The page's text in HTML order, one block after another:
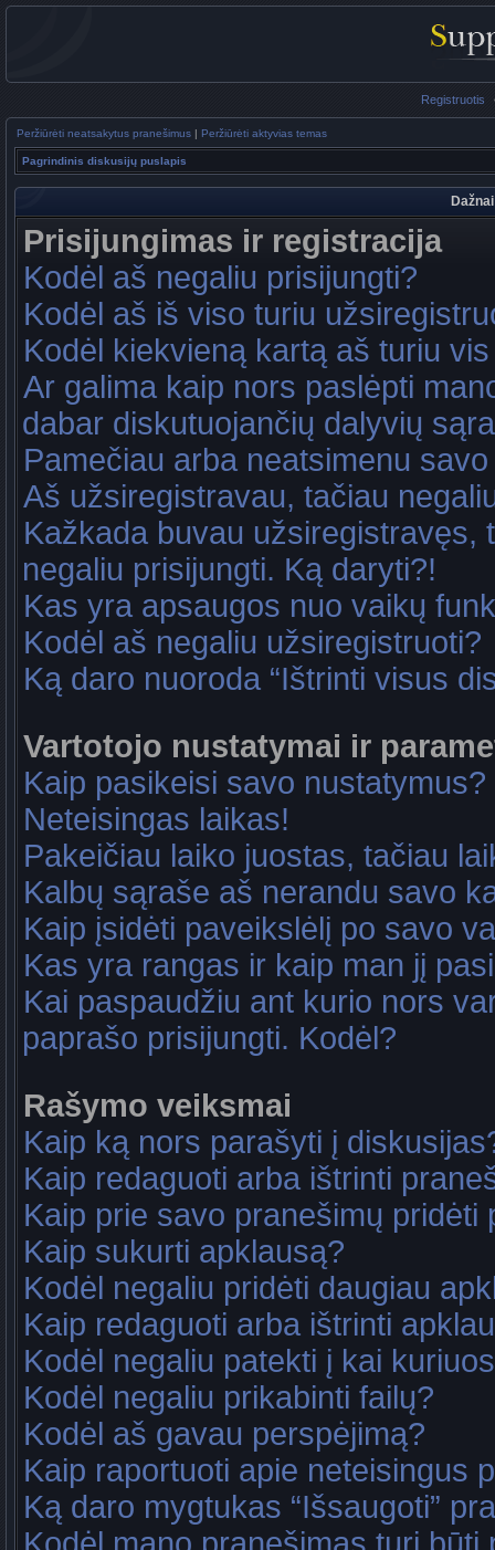
Registruotis
Peržiūrėti neatsakytus pranešimus | Peržiūrėti aktyvias temas
Pagrindinis diskusijų puslapis
Prisijungimas ir registracija
Kodėl aš negaliu prisijungti?
Kodėl aš iš viso turiu
Kodėl kiekvieną kartą aš turiu
Ar galima kaip nors paslėpti
dabar diskutuojančių dalyvių
Pamečiau arba neatsimenu
Aš užsiregistravau, tačiau
Kažkada buvau užsiregistravęs,
negaliu prisijungti. Ką daryti?!
Kas yra apsaugos nuo vaikų
Kodėl aš negaliu užsiregistruoti?
Ką daro nuoroda “Ištrinti visus
Vartotojo nustatymai ir
Kaip pasikeisi savo nustatymus?
Neteisingas laikas!
Pakeičiau laiko juostas, tačiau
Kalbų sąraše aš nerandu savo
Kaip įsidėti paveikslėlį po savo
Kas yra rangas ir kaip man jį
Kai paspaudžiu ant kurio nors
paprašo prisijungti. Kodėl?
Rašymo veiksmai
Kaip ką nors parašyti į
Kaip redaguoti arba ištrinti
Kaip prie savo pranešimų pridėti
Kaip sukurti apklausą?
Kodėl negaliu pridėti daugiau
Kaip redaguoti arba ištrinti
Kodėl negaliu patekti į kai
Kodėl negaliu prikabinti failų?
Kodėl aš gavau perspėjimą?
Kaip raportuoti apie neteisingus
Ką daro mygtukas “Išsaugoti”